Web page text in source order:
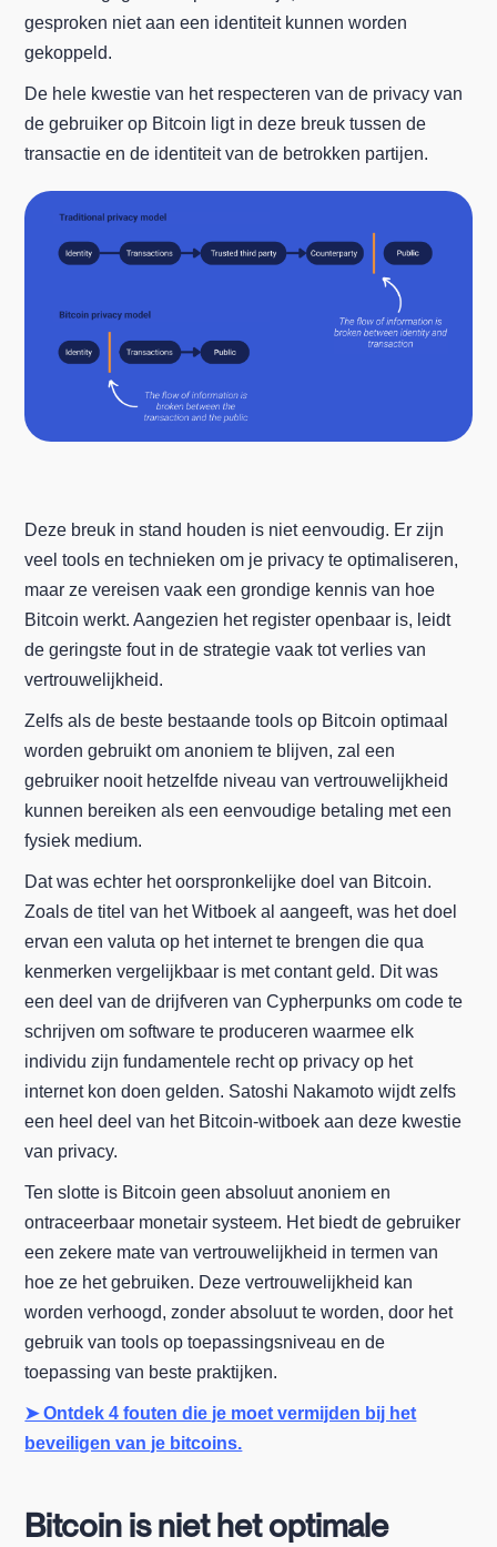
gesproken niet aan een identiteit kunnen worden
gekoppeld.
De hele kwestie van het respecteren van de privacy van
de gebruiker op Bitcoin ligt in deze breuk tussen de
transactie en de identiteit van de betrokken partijen.
Deze breuk in stand houden is niet eenvoudig. Er zijn
veel tools en technieken om je privacy te optimaliseren,
maar ze vereisen vaak een grondige kennis van hoe
Bitcoin werkt. Aangezien het register openbaar is, leidt
de geringste fout in de strategie vaak tot verlies van
vertrouwelijkheid.
Zelfs als de beste bestaande tools op Bitcoin optimaal
worden gebruikt om anoniem te blijven, zal een
gebruiker nooit hetzelfde niveau van vertrouwelijkheid
kunnen bereiken als een eenvoudige betaling met een
fysiek medium.
Dat was echter het oorspronkelijke doel van Bitcoin.
Zoals de titel van het Witboek al aangeeft, was het doel
ervan een valuta op het internet te brengen die qua
kenmerken vergelijkbaar is met contant geld. Dit was
een deel van de drijfveren van Cypherpunks om code te
schrijven om software te produceren waarmee elk
individu zijn fundamentele recht op privacy op het
internet kon doen gelden. Satoshi Nakamoto wijdt zelfs
een heel deel van het Bitcoin-witboek aan deze kwestie
van privacy.
Ten slotte is Bitcoin geen absoluut anoniem en
ontraceerbaar monetair systeem. Het biedt de gebruiker
een zekere mate van vertrouwelijkheid in termen van
hoe ze het gebruiken. Deze vertrouwelijkheid kan
worden verhoogd, zonder absoluut te worden, door het
gebruik van tools op toepassingsniveau en de
toepassing van beste praktijken.
➤ Ontdek 4 fouten die je moet vermijden bij het
beveiligen van je bitcoins.
Bitcoin is niet het optimale